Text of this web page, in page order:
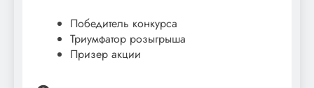
Победитель конкурса
Триумфатор розыгрыша
Призер акции